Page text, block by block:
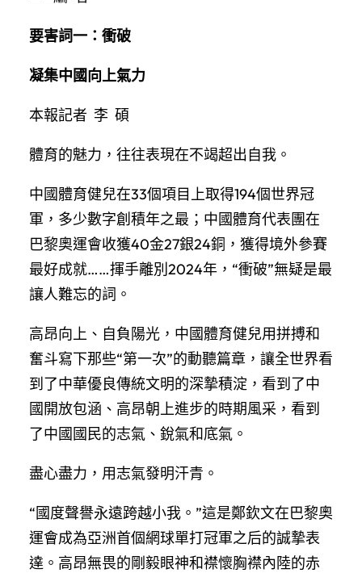
要害詞一：衝破
凝集中國向上氣力
本報記者 李 碩
體育的魅力，往往表現在不竭超出自我。
中國體育健兒在33個項目上取得194個世界冠
軍，多少數字創積年之最；中國體育代表團在
巴黎奧運會收獲40金27銀24銅，獲得境外參賽
最好成就……揮手離別2024年，“衝破”無疑是最
讓人難忘的詞。
高昂向上、自負陽光，中國體育健兒用拼搏和
奮斗寫下那些“第一次”的動聽篇章，讓全世界看
到了中華優良傳統文明的深摯積淀，看到了中
國開放包涵、高昂朝上進步的時期風采，看到
了中國國民的志氣、銳氣和底氣。
盡心盡力，用志氣發明汗青。
“國度聲譽永遠跨越小我。”這是鄭欽文在巴黎奧
運會成為亞洲首個網球單打冠軍之后的誠摯表
達。高昂無畏的剛毅眼神和襟懷胸襟內陸的赤